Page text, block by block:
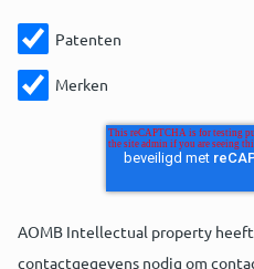
Patenten
Merken
AOMB Intellectual property
contactgegevens nodig om